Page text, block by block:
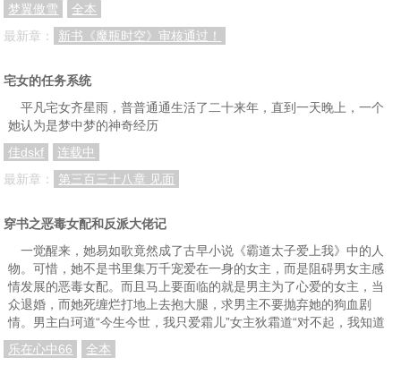
梦翼傲雪
全本
最新章：
新书《魔瓶时空》审核通过！
宅女的任务系统
平凡宅女齐星雨，普普通通生活了二十来年，直到一天晚上，一个
她认为是梦中梦的神奇经历
佳dskf
连载中
最新章：
第三百三十八章 见面
穿书之恶毒女配和反派大佬记
一觉醒来，她易如歌竟然成了古早小说《霸道太子爱上我》中的人
物。可惜，她不是书里集万千宠爱在一身的女主，而是阻碍男女主感
情发展的恶毒女配。而且马上要面临的就是男主为了心爱的女主，当
众退婚，而她死缠烂打地上去抱大腿，求男主不要抛弃她的狗血剧
情。男主白珂道“今生今世，我只爱霜儿”女主狄霜道“对不起，我知道
乐在心中66
全本